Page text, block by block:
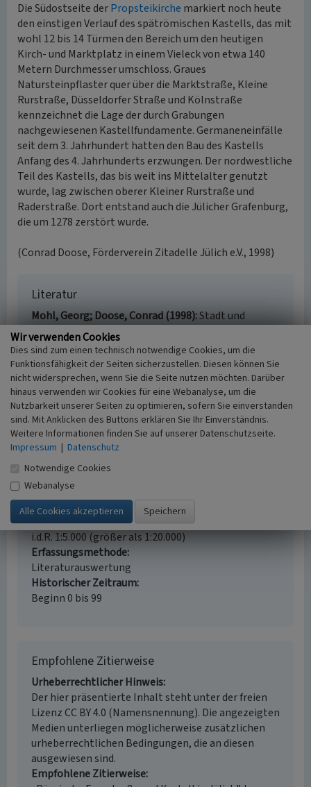
Die Südostseite derPropsteikirche markiert noch heute
den einstigen Verlauf des spätrömischen Kastells, das mit
wohl 12 bis 14 Türmen den Bereich um den heutigen
Kirch- und Marktplatz in einem Vieleck von etwa 140
Metern Durchmesser umschloss. Graues
Natursteinpflaster quer über die Marktstraße, Kleine
Rurstraße, Düsseldorfer Straße und Kölnstraße
kennzeichnet die Lage der durch Grabungen
nachgewiesenen Kastellfundamente. Germaneneinfälle
seit dem 3. Jahrhundert hatten den Bau des Kastells
Anfang des 4. Jahrhunderts erzwungen. Der nordwestliche
Teil des Kastells, das bis weit ins Mittelalter genutzt
wurde, lag zwischen oberer Kleiner Rurstraße und
Raderstraße. Dort entstand auch die Jülicher Grafenburg,
die um 1278 zerstört wurde.
(Conrad Doose, Förderverein Zitadelle Jülich e.V., 1998)
Literatur
Mohl, Georg; Doose, Conrad (1998) Stadt und
Zitadelle Jülich. Einstige Residenz und Festung. Ein
Rundgang zu den Sehndwürdigkeiten. o. O.
Römische Fernstraße und Kastell in Jülich
Schlagwörter
Römerstraße Kastell (Militär)
52428 Jülich
Fachsicht(en)
Landeskunde
Erfassungsmaßstab
i.d.R. 1:5.000 (größer als 1:20.000)
Erfassungsmethode
Literaturauswertung
Historischer Zeitraum
Beginn 0 bis 99
Empfohlene Zitierweise
Urheberrechtlicher Hinweis
Der hier präsentierte Inhalt steht unter der freien
Lizenz CC BY 4.0 (Namensnennung). Die angezeigten
Medien unterliegen möglicherweise zusätzlichen
urheberrechtlichen Bedingungen, die an diesen
ausgewiesen sind.
Empfohlene Zitierweise
Wir verwenden Cookies
Dies sind zum einen technisch notwendige Cookies, um die
Funktionsfähigkeit der Seiten sicherzustellen. Diesen können Sie
nicht widersprechen, wenn Sie die Seite nutzen möchten. Darüber
hinaus verwenden wir Cookies für eine Webanalyse, um die
Nutzbarkeit unserer Seiten zu optimieren, sofern Sie einverstanden
sind. Mit Anklicken des Buttons erklären Sie Ihr Einverständnis.
Weitere Informationen finden Sie auf unserer Datenschutzseite.
Impressum | Datenschutz
Notwendige Cookies
Webanalyse